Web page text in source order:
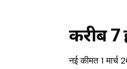
करीब 7
नई कीमत 1